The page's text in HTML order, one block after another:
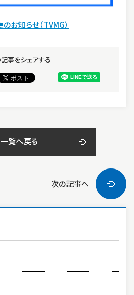
お知らせ（TVMG）
事をシェアする
一覧へ戻る
次の記事へ